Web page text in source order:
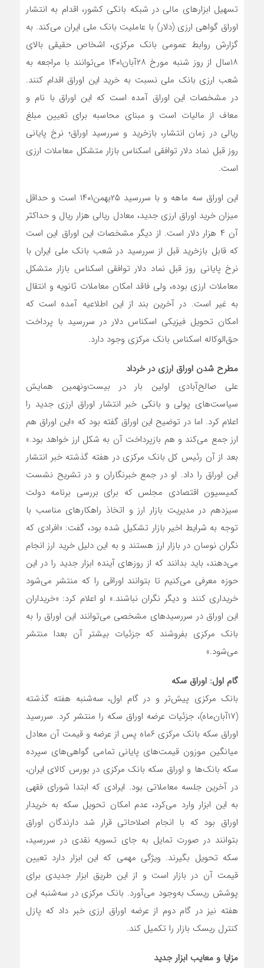
تسهیل ابزارهای مالی در شبکه بانکی کشور، اقدام به انتشار
اوراق گواهی ارزی (دلار) با عاملیت بانک ملی ایران می‌‌کند. به
گزارش روابط عمومی بانک مرکزی، اشخاص حقیقی بالای
۱۸سال از روز شنبه مورخ ۲۸آبان۱۴۰۱ می‌توانند با مراجعه به
شعب ارزی بانک ملی نسبت به خرید این اوراق اقدام کنند.
در مشخصات این اوراق آمده است که این اوراق با نام و
معاف از مالیات است و مبنای محاسبه برای تعیین مبلغ
ریالی در زمان انتشار، بازخرید و سررسید اوراق؛ نرخ پایانی
روز قبل نماد دلار توافقی اسکناس بازار متشکل معاملات ارزی
است.
این اوراق سه ماهه و با سررسید ۲۵بهمن۱۴۰۱ است و حداقل
میزان خرید اوراق ارزی جدید، معادل ریالی هزار ریال و حداکثر
آن ۴ هزار دلار است. از دیگر مشخصات این اوراق این است
که قابل بازخرید قبل از سررسید در شعب بانک ملی ایران با
نرخ پایانی روز قبل نماد دلار توافقی اسکناس بازار متشکل
معاملات ارزی بوده، ولی فاقد امکان معاملات ثانویه و انتقال
به غیر است. در آخرین بند از این اطلاعیه آمده است که
امکان تحویل فیزیکی اسکناس دلار در سررسید با پرداخت
حق‌‌الوکاله اسکناس بانک مرکزی وجود دارد.
مطرح شدن اوراق ارزی در خرداد
علی صالح‌آبادی اولین بار در بیست‌ونهمین همایش
سیاست‌های پولی و بانکی خبر انتشار اوراق ارزی جدید را
اعلام کرد. اما در توضیح این اوراق گفته بود که «این اوراق هم
ارز جمع می‌کند و هم بازپرداخت آن به شکل ارز خواهد بود.»
بعد از آن رئیس کل بانک مرکزی در هفته گذشته خبر انتشار
این اوراق را داد. او در جمع خبرنگاران و در تشریح نشست
کمیسیون اقتصادی مجلس که برای بررسی برنامه دولت
سیزدهم در مدیریت بازار ارز و اتخاذ راهکارهای مناسب با
توجه به شرایط اخیر بازار تشکیل شده بود، گفت: «افرادی که
نگران نوسان در بازار ارز هستند و به این دلیل خرید ارز انجام
می‌‌دهند، باید بدانند که از روزهای آینده ابزار جدید را در این
حوزه معرفی می‌‌کنیم تا بتوانند اوراقی را که منتشر می‌‌شود
خریداری کنند و دیگر نگران نباشند.» او اعلام کرد: «خریداران
این اوراق در سررسیدهای مشخصی می‌توانند این اوراق را به
بانک مرکزی بفروشند که جزئیات بیشتر آن بعدا منتشر
می‌شود.»
گام اول: اوراق سکه
بانک مرکزی پیش‌تر و در گام اول، سه‌شنبه هفته گذشته
(۱۷آبان‌ماه)، جزئیات عرضه اوراق سکه را منتشر کرد. سررسید
اوراق سکه بانک مرکزی ۶ماه پس از عرضه و قیمت آن معادل
میانگین موزون قیمت‌‌های پایانی تمامی گواهی‌‌های سپرده
سکه بانک‌‌ها و اوراق سکه بانک مرکزی در بورس کالای ایران،
در آخرین جلسه معاملاتی بود. ایرادی که ابتدا شورای فقهی
به این ابزار وارد می‌‌کرد، عدم امکان تحویل سکه به خریدار
اوراق بود که با انجام اصلاحاتی قرار شد دارندگان اوراق
بتوانند در صورت تمایل به جای تسویه نقدی در سررسید،
سکه تحویل بگیرند. ویژگی مهمی که این ابزار دارد تعیین
قیمت آن در بازار است و از این طریق ابزار جدیدی برای
پوشش ریسک به‌وجود می‌‌آورد. بانک مرکزی در سه‌شنبه این
هفته نیز در گام دوم از عرضه اوراق ارزی خبر داد که پازل
کنترل ریسک بازار را تکمیل کند.
مزایا و معایب ابزار جدید